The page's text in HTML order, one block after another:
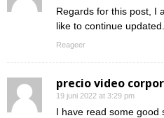
Regards for this post, I
like to continue updated.
Reageer
precio video
19 juni 2022 at 3:29 pm
I have read some good